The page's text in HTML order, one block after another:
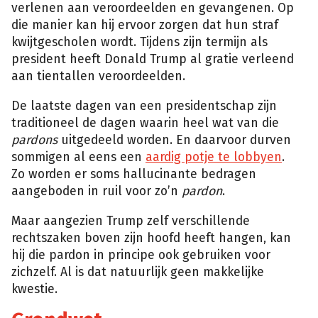
verlenen aan veroordeelden en gevangenen. Op
die manier kan hij ervoor zorgen dat hun straf
kwijtgescholen wordt. Tijdens zijn termijn als
president heeft Donald Trump al gratie verleend
aan tientallen veroordeelden.
De laatste dagen van een presidentschap zijn
traditioneel de dagen waarin heel wat van die
pardonsuitgedeeld worden. En daarvoor durven
sommigen al eens een aardig potje te lobbyen.
Zo worden er soms hallucinante bedragen
aangeboden in ruil voor zo’n pardon.
Maar aangezien Trump zelf verschillende
rechtszaken boven zijn hoofd heeft hangen, kan
hij die pardon in principe ook gebruiken voor
zichzelf. Al is dat natuurlijk geen makkelijke
kwestie.